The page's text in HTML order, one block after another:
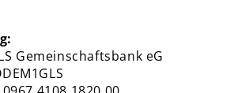
Gemeinschaftsbank eG